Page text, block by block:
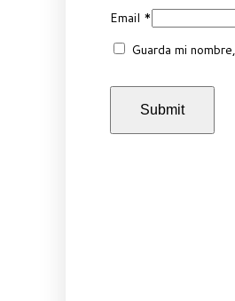
Email *
Guarda mi